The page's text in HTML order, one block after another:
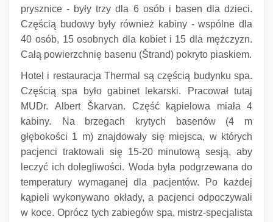
prysznice - były trzy dla 6 osób i basen dla dzieci.
Częścią budowy były również kabiny - wspólne dla
40 osób, 15 osobnych dla kobiet i 15 dla mężczyzn.
Całą powierzchnię basenu (Štrand) pokryto piaskiem.
Hotel i restauracja Thermal są częścią budynku spa.
Częścią spa było gabinet lekarski.
Pracował tutaj
MUDr.
Albert Škarvan.
Część kąpielowa miała 4
kabiny.
Na brzegach krytych basenów (4 m
głębokości 1 m) znajdowały się miejsca, w których
pacjenci traktowali się 15-20 minutową sesją, aby
leczyć ich dolegliwości. Woda była podgrzewana do
temperatury wymaganej dla pacjentów.
Po każdej
kąpieli wykonywano okłady, a pacjenci odpoczywali
w koce. Oprócz tych zabiegów spa, mistrz-specjalista